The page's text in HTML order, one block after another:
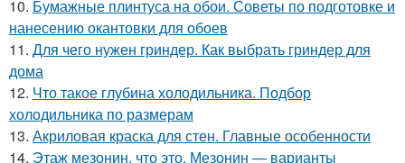
10. Бумажные плинтуса на обои. Советы по подготовке и
нанесению окантовки для обоев
11. Для чего нужен гриндер. Как выбрать гриндер для
дома
12. Что такое глубина холодильника. Подбор
холодильника по размерам
13. Акриловая краска для стен. Главные особенности
14. Этаж мезонин, что это. Мезонин — варианты